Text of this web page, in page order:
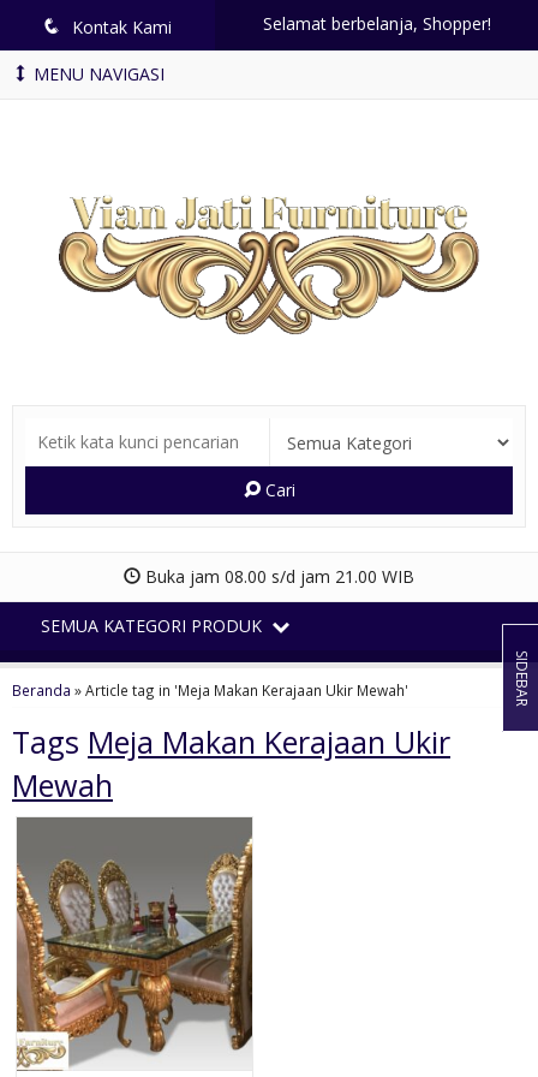
q Kontak Kami Selamat berbelanja, Shopper!
MENU NAVIGASI
Cari
Buka jam 08.00 s/d jam 21.00 WIB
SEMUA KATEGORI PRODUK
Beranda »Article tag in 'Meja Makan Kerajaan Ukir Mewah'
Tags Meja Makan Kerajaan Ukir
Mewah
SIDEBAR